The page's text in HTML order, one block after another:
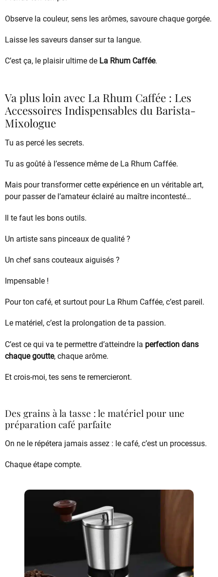
Observe la couleur, sens les arômes, savoure chaque gorgée.
Laisse les saveurs danser sur ta langue.
C’est ça, le plaisir ultime de La Rhum Caffée.
Va plus loin avec La Rhum Caffée : Les
Accessoires Indispensables du Barista-
Mixologue
Tu as percé les secrets.
Tu as goûté à l’essence même de La Rhum Caffée.
Mais pour transformer cette expérience en un véritable art,
pour passer de l’amateur éclairé au maître incontesté…
Il te faut les bons outils.
Un artiste sans pinceaux de qualité ?
Un chef sans couteaux aiguisés ?
Impensable !
Pour ton café, et surtout pour La Rhum Caffée, c’est pareil.
Le matériel, c’est la prolongation de ta passion.
C’est ce qui va te permettre d’atteindre la perfection dans
chaque goutte, chaque arôme.
Et crois-moi, tes sens te remercieront.
Des grains à la tasse : le matériel pour une
préparation café parfaite
On ne le répétera jamais assez : le café, c’est un processus.
Chaque étape compte.